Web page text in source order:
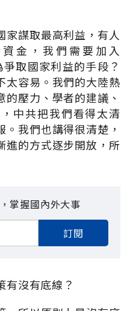
謀取最高利益，有人
金，我們需要加入
取國家利益的手段？
太容易。我們的大陸熱
壓力、學者的建議、
中共把我們看得太清
我們也講得很清楚，
進的方式逐步開放，所
掌握國內外大事
訂閱
有沒有底線？